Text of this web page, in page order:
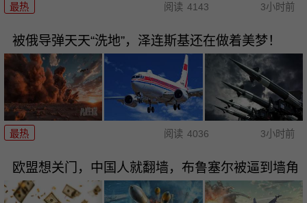
最热 阅读 4143 3小时前
被俄导弹天天“洗地”，泽连斯基还在做着美梦！
最热 阅读 4036 3小时前
欧盟想关门，中国人就翻墙，布鲁塞尔被逼到墙角